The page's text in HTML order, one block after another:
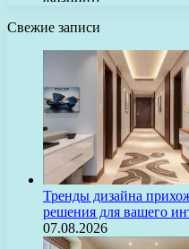
Свежие записи
Тренды дизайна
решения для вашего
07.08.2026